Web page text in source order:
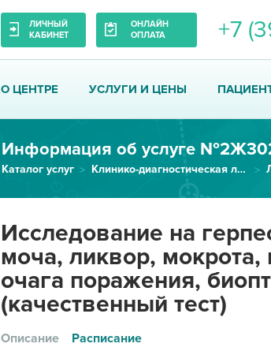
ЛИЧНЫЙ
КАБИНЕТ
ОНЛАЙН
ОПЛАТА
+7
О ЦЕНТРЕ УСЛУГИ И ЦЕНЫ
Информация об услуге
Каталог услуг Клинико-диагностическая лаборатория
Исследование на
моча, ликвор, мокрота,
очага поражения,
(качественный тест)
Описание Расписание